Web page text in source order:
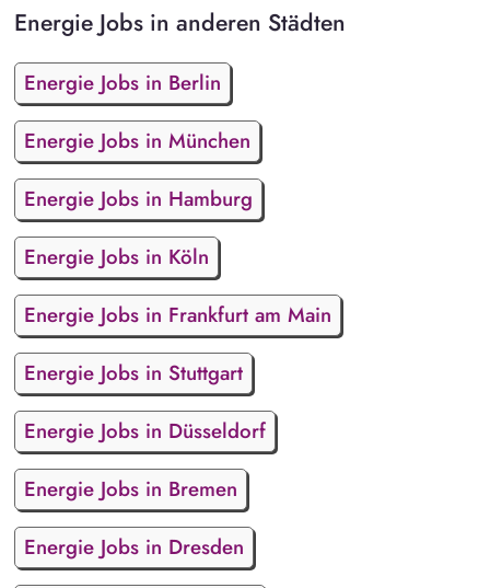
Energie Jobs in anderen Städten
Energie Jobs in Berlin
Energie Jobs in München
Energie Jobs in Hamburg
Energie Jobs in Köln
Energie Jobs in Frankfurt am Main
Energie Jobs in Stuttgart
Energie Jobs in Düsseldorf
Energie Jobs in Bremen
Energie Jobs in Dresden